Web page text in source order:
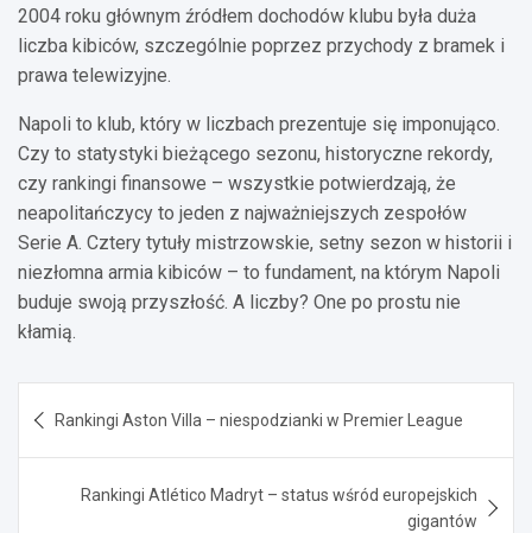
2004 roku głównym źródłem dochodów klubu była duża
liczba kibiców, szczególnie poprzez przychody z bramek i
prawa telewizyjne.
Napoli to klub, który w liczbach prezentuje się imponująco.
Czy to statystyki bieżącego sezonu, historyczne rekordy,
czy rankingi finansowe – wszystkie potwierdzają, że
neapolitańczycy to jeden z najważniejszych zespołów
Serie A. Cztery tytuły mistrzowskie, setny sezon w historii i
niezłomna armia kibiców – to fundament, na którym Napoli
buduje swoją przyszłość. A liczby? One po prostu nie
kłamią.
wpisu
Rankingi Aston Villa – niespodzianki w Premier League
Rankingi Atlético Madryt – status wśród europejskich
gigantów